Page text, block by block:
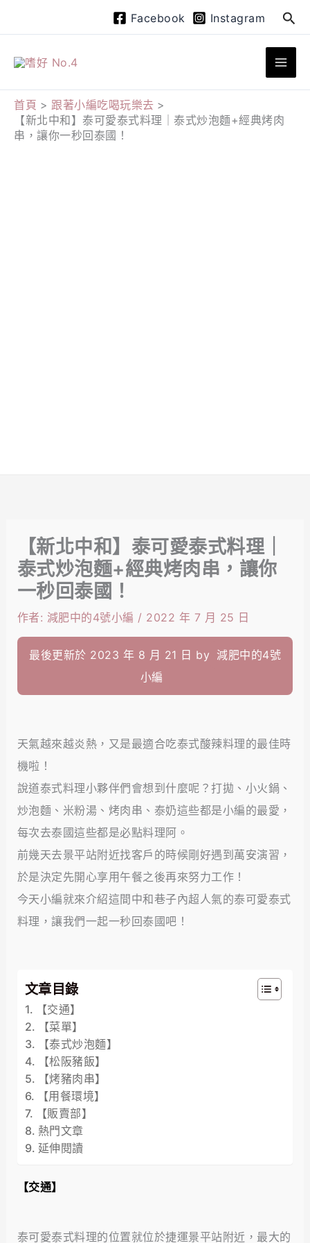
至
Facebook Instagram
搜
尋
首頁
跟著小編吃喝玩樂去
【新北中和】泰可愛泰式料理｜泰式炒泡麵+經典烤肉
串，讓你一秒回泰國！
【新北中和】泰可愛泰式料理｜
泰式炒泡麵+經典烤肉串，讓你
一秒回泰國！
作者: 減肥中的4號小編 / 2022 年 7 月 25 日
最後更新於 2023 年 8 月 21 日 by 減肥中的4號
小編
天氣越來越炎熱，又是最適合吃泰式酸辣料理的最佳時
機啦！
說道泰式料理小夥伴們會想到什麼呢？打拋、小火鍋、
炒泡麵、米粉湯、烤肉串、泰奶這些都是小編的最愛，
每次去泰國這些都是必點料理阿。
前幾天去景平站附近找客戶的時候剛好遇到萬安演習，
於是決定先開心享用午餐之後再來努力工作！
今天小編就來介紹這間中和巷子內超人氣的泰可愛泰式
料理，讓我們一起一秒回泰國吧！
文章目錄
【交通】
【菜單】
【泰式炒泡麵】
【松阪豬飯】
【烤豬肉串】
【用餐環境】
【販賣部】
熱門文章
延伸閱讀
【交通】
泰可愛泰式料理的位置就位於捷運景平站附近，最大的